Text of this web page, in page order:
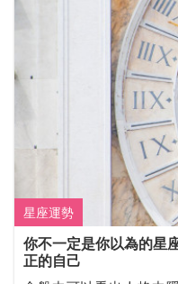
星座運勢
你不一定是你以為的星
正的自己